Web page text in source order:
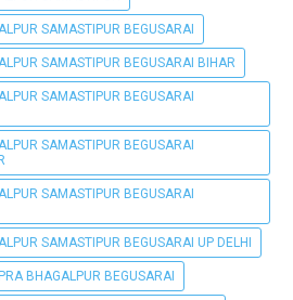
SAMASTIPUR BEGUSARAI
SAMASTIPUR BEGUSARAI BIHAR
SAMASTIPUR BEGUSARAI
SAMASTIPUR BEGUSARAI
SAMASTIPUR BEGUSARAI
SAMASTIPUR BEGUSARAI UP DELHI
BHAGALPUR BEGUSARAI